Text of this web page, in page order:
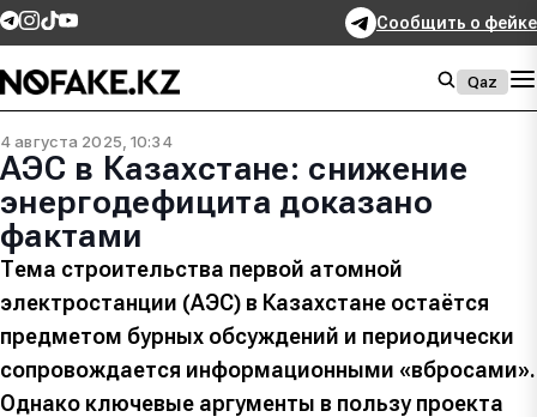
Сообщить о фейке
Qaz
4 августа 2025, 10:34
АЭС в Казахстане: снижение
энергодефицита доказано
фактами
Тема строительства первой атомной
электростанции (АЭС) в Казахстане остаётся
предметом бурных обсуждений и периодически
сопровождается информационными «вбросами».
Однако ключевые аргументы в пользу проекта